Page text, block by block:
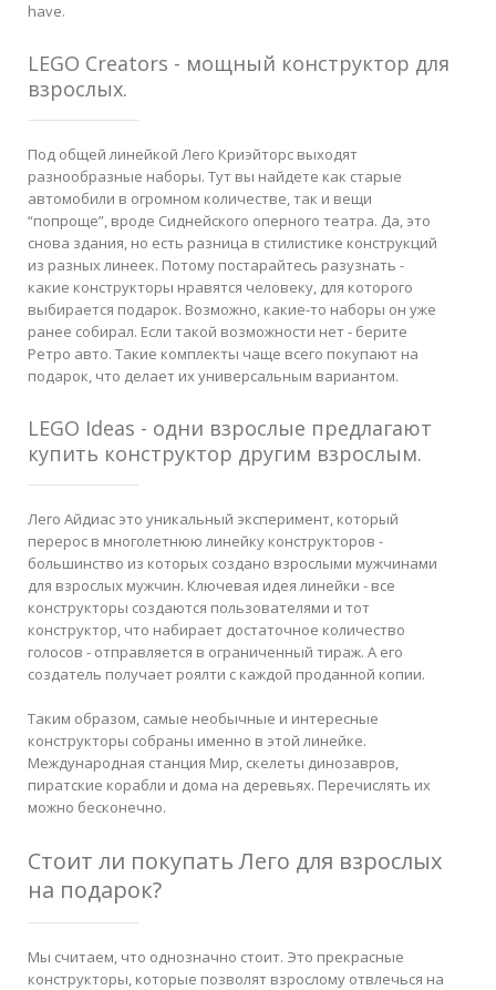
have.
LEGO Creators - мощный конструктор для
взрослых.
Под общей линейкой Лего Криэйторс выходят
разнообразные наборы. Тут вы найдете как старые
автомобили в огромном количестве, так и вещи
“попроще”, вроде Сиднейского оперного театра. Да, это
снова здания, но есть разница в стилистике конструкций
из разных линеек. Потому постарайтесь разузнать -
какие конструкторы нравятся человеку, для которого
выбирается подарок. Возможно, какие-то наборы он уже
ранее собирал. Если такой возможности нет - берите
Ретро авто. Такие комплекты чаще всего покупают на
подарок, что делает их универсальным вариантом.
LEGO Ideas - одни взрослые предлагают
купить конструктор другим взрослым.
Лего Айдиас это уникальный эксперимент, который
перерос в многолетнюю линейку конструкторов -
большинство из которых создано взрослыми мужчинами
для взрослых мужчин. Ключевая идея линейки - все
конструкторы создаются пользователями и тот
конструктор, что набирает достаточное количество
голосов - отправляется в ограниченный тираж. А его
создатель получает роялти с каждой проданной копии.
Таким образом, самые необычные и интересные
конструкторы собраны именно в этой линейке.
Международная станция Мир, скелеты динозавров,
пиратские корабли и дома на деревьях. Перечислять их
можно бесконечно.
Стоит ли покупать Лего для взрослых
на подарок?
Мы считаем, что однозначно стоит. Это прекрасные
конструкторы, которые позволят взрослому отвлечься на